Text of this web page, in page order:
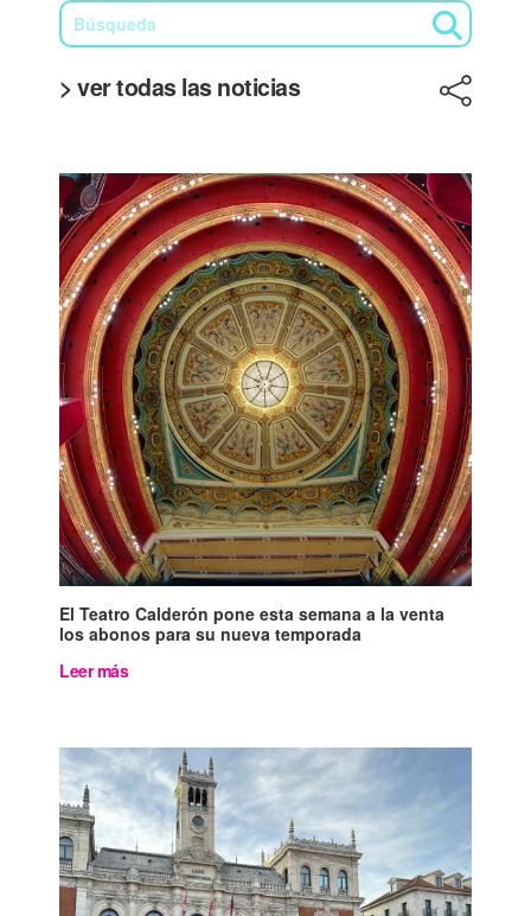
> ver todas las noticias
El Teatro Calderón pone esta semana a la venta
los abonos para su nueva temporada
Leer más